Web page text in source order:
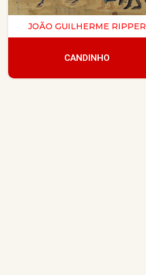
JOÃO GUILHERME RIPPER
CANDINHO